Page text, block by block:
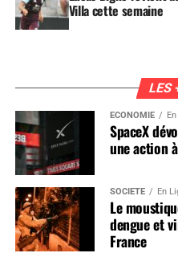
Villa cette semaine
LES
ÉCONOMIE
SpaceX
une action
SOCIÉTÉ En
Le
dengue et
France